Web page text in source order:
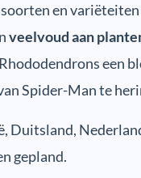
en
veelvoud aan
een
Spider-Man te
Duitsland,
gepland.